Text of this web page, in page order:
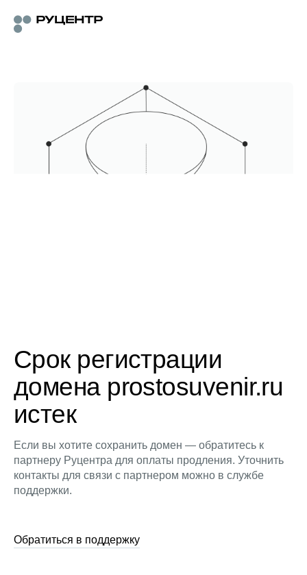
Срок регистрации
домена prostosuvenir.ru
истек
Если вы хотите сохранить домен — обратитесь к
партнеру Руцентра для оплаты продления. Уточнить
контакты для связи с партнером можно в службе
поддержки.
Обратиться в поддержку